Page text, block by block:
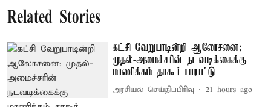
Related Stories
கட்சி வேறுபாடின்றி ஆலோசனை:
முதல்-அமைச்சரின் நடவடிக்கைக்கு
மாணிக்கம் தாகூர் பாராட்டு
அரசியல் செய்திப்பிரிவு 21 hours ago